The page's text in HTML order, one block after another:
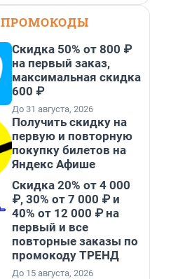
ПРОМОКОДЫ
Скидка 50% от 800 ₽
на первый заказ,
максимальная скидка
600 ₽
До 31 августа, 2026
Получить скидку на
первую и повторную
покупку билетов на
Яндекс Афише
Скидка 20% от 4 000
₽, 30% от 7 000 ₽ и
40% от 12 000 ₽ на
первый и все
повторные заказы по
промокоду ТРЕНД
До 15 августа, 2026